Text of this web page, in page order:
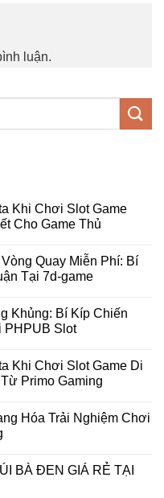
luận.
Khi Chơi Slot Game
Cho Game Thủ
Quay Miễn Phí: Bí
Tại 7d-game
Khủng: Bí Kíp Chiến
PHPUB Slot
Khi Chơi Slot Game Di
Primo Gaming
Hóa Trải Nghiệm Chơi
BÀ ĐEN GIÁ RẺ TẠI